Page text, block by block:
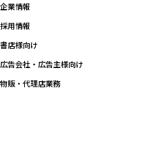
業情報
用情報
店様向け
告会社・広告主様向け
販・代理店業務